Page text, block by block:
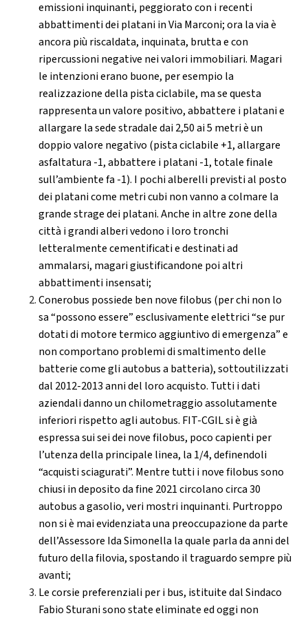
emissioni inquinanti, peggiorato con i recenti
abbattimenti dei platani in Via Marconi; ora la via è
ancora più riscaldata, inquinata, brutta e con
ripercussioni negative nei valori immobiliari. Magari
le intenzioni erano buone, per esempio la
realizzazione della pista ciclabile, ma se questa
rappresenta un valore positivo, abbattere i platani e
allargare la sede stradale dai 2,50 ai 5 metri è un
doppio valore negativo (pista ciclabile +1, allargare
asfaltatura -1, abbattere i platani -1, totale finale
sull’ambiente fa -1). I pochi alberelli previsti al posto
dei platani come metri cubi non vanno a colmare la
grande strage dei platani. Anche in altre zone della
città i grandi alberi vedono i loro tronchi
letteralmente cementificati e destinati ad
ammalarsi, magari giustificandone poi altri
abbattimenti insensati;
Conerobus possiede ben nove filobus (per chi non lo
sa “possono essere” esclusivamente elettrici “se pur
dotati di motore termico aggiuntivo di emergenza” e
non comportano problemi di smaltimento delle
batterie come gli autobus a batteria), sottoutilizzati
dal 2012-2013 anni del loro acquisto. Tutti i dati
aziendali danno un chilometraggio assolutamente
inferiori rispetto agli autobus. FIT-CGIL si è già
espressa sui sei dei nove filobus, poco capienti per
l’utenza della principale linea, la 1/4, definendoli
“acquisti sciagurati”. Mentre tutti i nove filobus sono
chiusi in deposito da fine 2021 circolano circa 30
autobus a gasolio, veri mostri inquinanti. Purtroppo
non si è mai evidenziata una preoccupazione da parte
dell’Assessore Ida Simonella la quale parla da anni del
futuro della filovia, spostando il traguardo sempre più
avanti;
Le corsie preferenziali per i bus, istituite dal Sindaco
Fabio Sturani sono state eliminate ed oggi non